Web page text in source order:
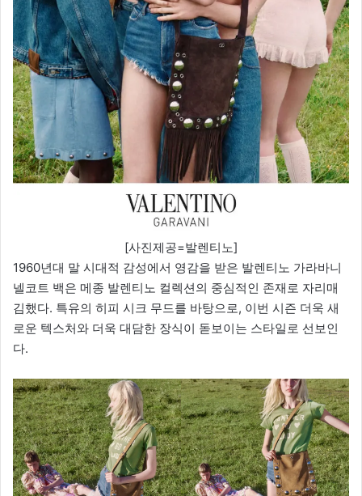
[사진제공=발렌티노]
1960년대 말 시대적 감성에서 영감을 받은 발렌티노 가라바니
넬코트 백은 메종 발렌티노 컬렉션의 중심적인 존재로 자리매
김했다. 특유의 히피 시크 무드를 바탕으로, 이번 시즌 더욱 새
로운 텍스처와 더욱 대담한 장식이 돋보이는 스타일로 선보인
다.